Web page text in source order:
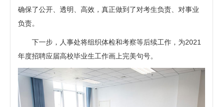
确保了公开、透明、高效，真正做到了对考生负责、对事业
负责。
下一步，人事处将组织体检和考察等后续工作，为2021
年度招聘应届高校毕业生工作画上完美句号。